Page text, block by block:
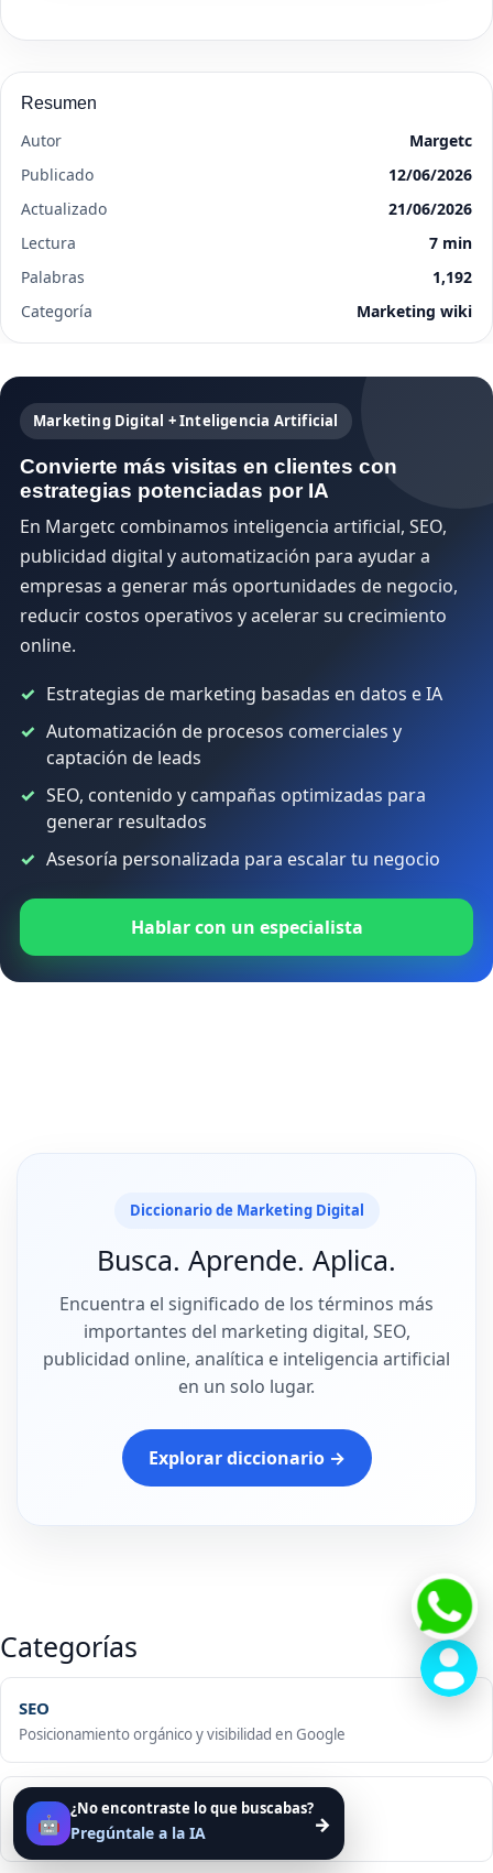
🤖
¿No encontraste lo que buscabas?
Pregúntale a la IA →
Resumen
Autor
Margetc
Publicado
12/06/2026
Actualizado
21/06/2026
Lectura
7 min
Palabras
1,192
Categoría
Marketing wiki
Marketing Digital + Inteligencia Artificial
Convierte más visitas en clientes con
estrategias potenciadas por IA
En Margetc combinamos inteligencia artificial, SEO,
publicidad digital y automatización para ayudar a
empresas a generar más oportunidades de negocio,
reducir costos operativos y acelerar su crecimiento
online.
Estrategias de marketing basadas en datos e IA
Automatización de procesos comerciales y
captación de leads
SEO, contenido y campañas optimizadas para
generar resultados
Asesoría personalizada para escalar tu negocio
Hablar con un especialista
Diccionario de Marketing Digital
Busca. Aprende. Aplica.
Encuentra el significado de los términos más
importantes del marketing digital, SEO,
publicidad online, analítica e inteligencia artificial
en un solo lugar.
Explorar diccionario →
Categorías
SEO
Posicionamiento orgánico y visibilidad en Google
WEB
Diseño, desarrollo y optimización de sitios web